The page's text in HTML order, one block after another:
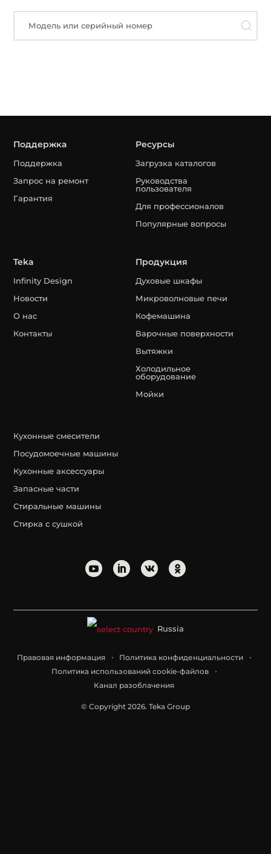
Модель или серийный номер
Поддержка
Поддержка
Запрос на ремонт
Гарантия
Ресурсы
Загрузка каталогов
Руководства
пользователя
Для профессионалов
Популярные вопросы
Teka
Infinity Design
Новости
О нас
Контакты
Продукция
Духовые шкафы
Микроволновые печи
Кофемашина
Варочные поверхности
Вытяжки
Холодильное
оборудование
Мойки
Кухонные смесители
Посудомоечные машины
Кухонные аксессуары
Запасные части
Стиральные машины
Стирка с сушкой
Russia
Правовая информация
Политика конфиденциальности
Политика использований cookie-файлов
Канал разоблачения
© Copyright 2026. Teka Group